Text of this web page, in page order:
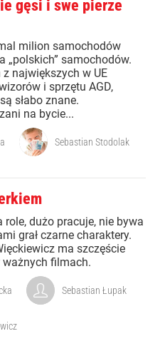
gęsi i swe pierze
milion samochodów
„polskich” samochodów.
największych w UE
i sprzętu AGD,
słabo znane.
na bycie...
Sebastian Stodolak
role, dużo pracuje, nie bywa
grał czarne charaktery.
ma szczęście
filmach.
Sebastian Łupak